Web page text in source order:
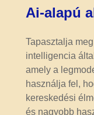
Ai-alapú
Tapasztalja
intelligencia
amely a
használja fel,
kereskedési
és nagyobb